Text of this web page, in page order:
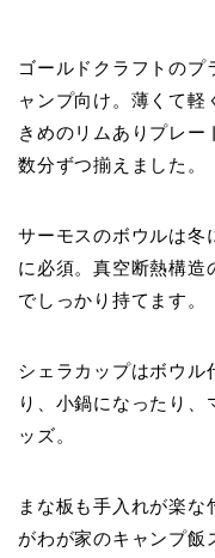
ゴールドクラフトのプ
ャンプ向け。薄くて軽
きめのリムありプレー
数分ずつ揃えました。
サーモスのボウルは冬
に必須。真空断熱構造
でしっかり持てます。
シェラカップはボウル
り、小鍋になったり
ッズ。
まな板も手入れが楽
がわが家のキャンプ飯